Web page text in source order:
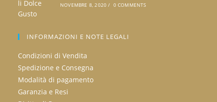
NOVEMBRE 8, 2020 / 0 COMMENTS
INFORMAZIONI E NOTE LEGALI
Condizioni di Vendita
Spedizione e Consegna
Modalità di pagamento
Garanzia e Resi